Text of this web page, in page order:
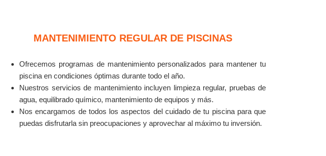
MANTENIMIENTO REGULAR DE PISCINAS
Ofrecemos programas de mantenimiento personalizados para mantener tu
piscina en condiciones óptimas durante todo el año.
Nuestros servicios de mantenimiento incluyen limpieza regular, pruebas de
agua, equilibrado químico, mantenimiento de equipos y más.
Nos encargamos de todos los aspectos del cuidado de tu piscina para que
puedas disfrutarla sin preocupaciones y aprovechar al máximo tu inversión.